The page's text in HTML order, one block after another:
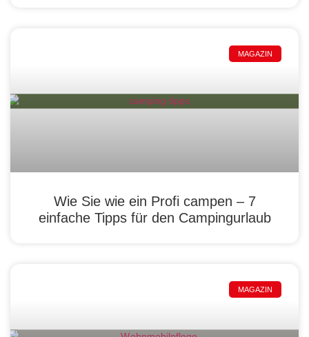
MAGAZIN
Wie Sie wie ein Profi campen – 7
einfache Tipps für den Campingurlaub
MAGAZIN